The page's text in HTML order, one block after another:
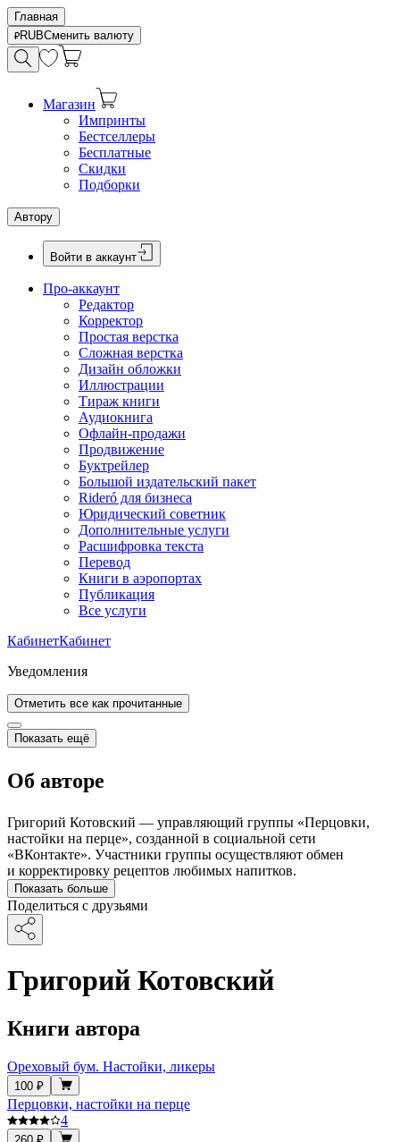
Главная
RUBСменить валюту
Магазин
Импринты
Бестселлеры
Бесплатные
Скидки
Подборки
Автору
Войти в аккаунт
Про-аккаунт
Редактор
Корректор
Простая верстка
Сложная верстка
Дизайн обложки
Иллюстрации
Тираж книги
Аудиокнига
Офлайн-продажи
Продвижение
Буктрейлер
Большой издательский пакет
Rideró для бизнеса
Юридический советник
Дополнительные услуги
Расшифровка текста
Перевод
Книги в аэропортах
Публикация
Все услуги
КабинетКабинет
Уведомления
Отметить все как прочитанные
Показать ещё
Об авторе
Григорий Котовский — управляющий группы «Перцовки,
настойки на перце», созданной в социальной сети
«ВКонтакте». Участники группы осуществляют обмен
и корректировку рецептов любимых напитков.
Показать больше
Поделиться с друзьями
Григорий Котовский
Книги автора
Ореховый бум. Настойки, ликеры
100 ₽
Перцовки, настойки на перце
4